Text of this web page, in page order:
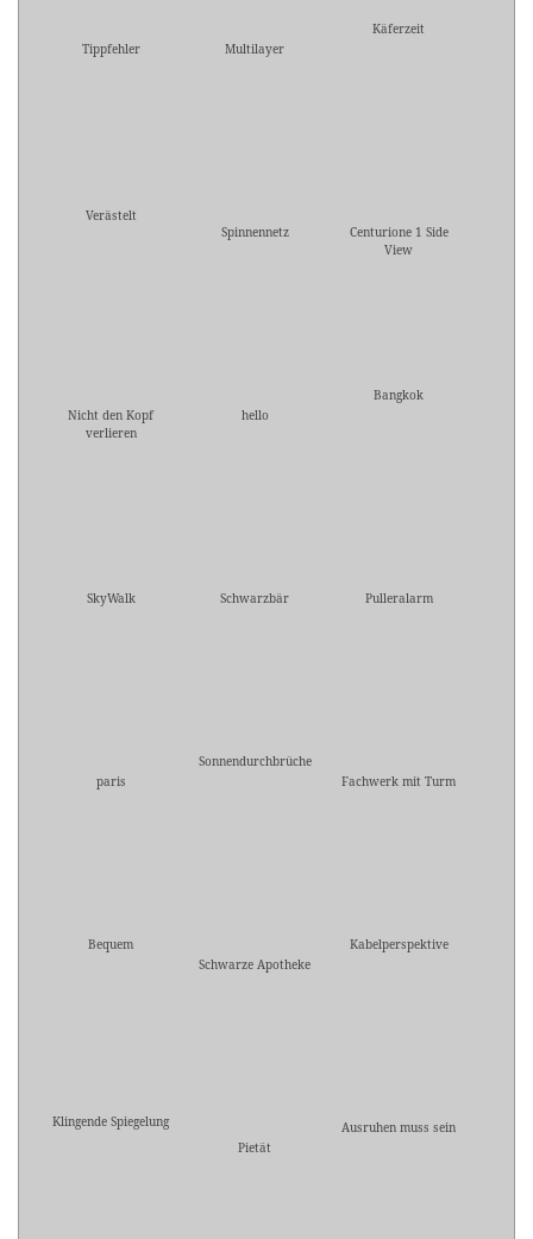
Tippfehler Multilayer
Käferzeit
Verästelt
Spinnennetz
Centurione 1 Side
View
Nicht den Kopf
verlieren
hello
Bangkok
SkyWalk Schwarzbär Pulleralarm
paris
Sonnendurchbrüche
Fachwerk mit Turm
Bequem
Schwarze Apotheke
Kabelperspektive
Klingende Spiegelung
Pietät
Ausruhen muss sein